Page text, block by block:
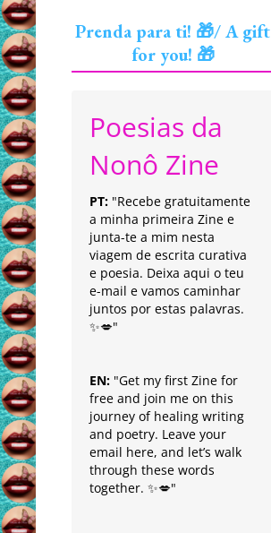
Prenda para ti! 🎁/ A gift
for you! 🎁
Poesias da
Nonô Zine
PT: "Recebe gratuitamente
a minha primeira Zine e
junta-te a mim nesta
viagem de escrita curativa
e poesia. Deixa aqui o teu
e-mail e vamos caminhar
juntos por estas palavras.
✨💋"
EN: "Get my first Zine for
free and join me on this
journey of healing writing
and poetry. Leave your
email here, and let’s walk
through these words
together. ✨💋"